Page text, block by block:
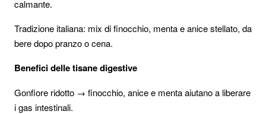
calmante.
Tradizione italiana: mix di finocchio, menta e anice stellato, da
bere dopo pranzo o cena.
Benefici delle tisane digestive
Gonfiore ridotto → finocchio, anice e menta aiutano a liberare
i gas intestinali.